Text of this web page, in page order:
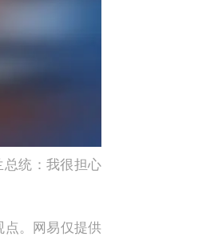
统：我很担心
点。网易仅提供